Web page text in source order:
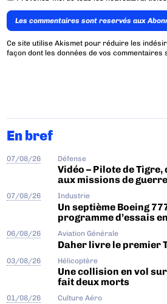
Les commentaires sont reservés aux
Ce site utilise Akismet pour réduire les
façon dont les données de vos commentaires
En bref
07/08/26 Défense
Vidéo – Pilote de
aux missions de guerre
07/08/26 Industrie
Un septième Boeing
programme d’essais
06/08/26 Aviation Générale
Daher livre le premier
03/08/26 Hélicoptère
Une collision en vol
fait deux morts
01/08/26 Culture Aéro